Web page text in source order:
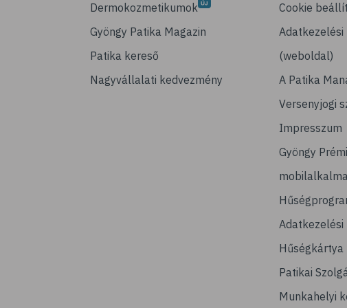
Dermokozmetikumok
Gyöngy Patika Magazin
Patika kereső
Nagyvállalati kedvezmény
Cookie
(weboldal)
A Patika
Versenyjogi
Impresszum
Gyöngy
Patikai
Munkahelyi